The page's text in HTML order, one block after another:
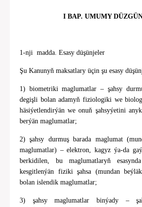
I BAP. UMUMY
1-nji madda. Esasy düşünjeler
Şu Kanunyň maksatlary üçin şu esasy
1) biometriki maglumatlar – şahsy
degişli bolan adamyň fiziologiki we
häsiýetlendirýän we onuň şahsyýetini
berýän maglumatlar;
2) şahsy durmuş barada maglumat
maglumatlar) – elektron, kagyz ýa-da
berkidilen, bu maglumatlaryň
kesgitlenýän fiziki şahsa (mundan
bolan islendik maglumatlar;
3) şahsy maglumatlar binýady –